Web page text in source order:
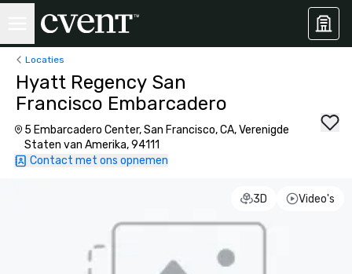
Locaties
Hyatt Regency San
Francisco Embarcadero
5 Embarcadero Center, San Francisco, CA, Verenigde
Staten van Amerika, 94111
Contact met ons opnemen
3D Video's